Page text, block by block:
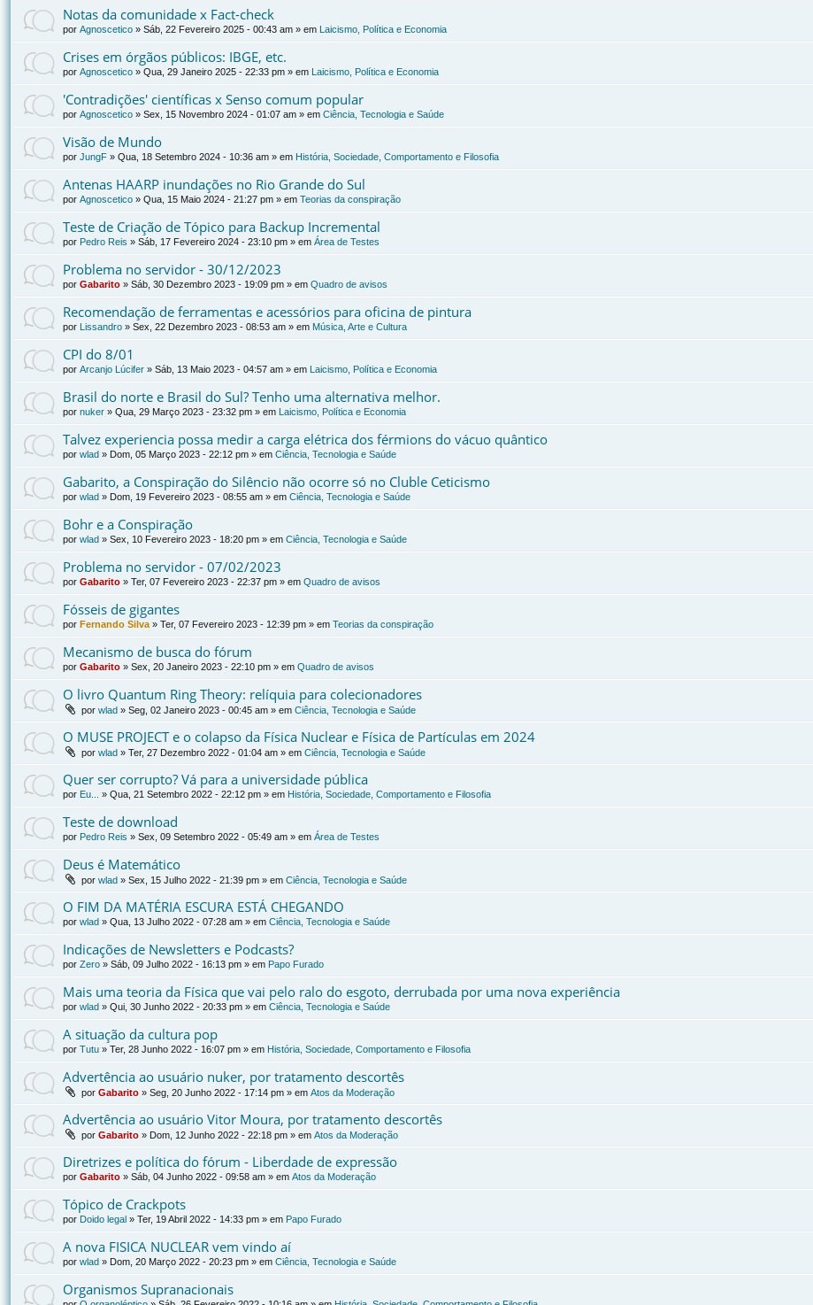
Notas da comunidade x Fact-check
por Agnoscetico » Sáb, 22 Fevereiro 2025 - 00:43 am » em Laicismo, Política e Economia
Crises em órgãos públicos: IBGE, etc.
por Agnoscetico » Qua, 29 Janeiro 2025 - 22:33 pm » em Laicismo, Política e Economia
'Contradições' científicas x Senso comum popular
por Agnoscetico » Sex, 15 Novembro 2024 - 01:07 am » em Ciência, Tecnologia e Saúde
Visão de Mundo
por JungF » Qua, 18 Setembro 2024 - 10:36 am » em História, Sociedade, Comportamento e Filosofia
Antenas HAARP inundações no Rio Grande do Sul
por Agnoscetico » Qua, 15 Maio 2024 - 21:27 pm » em Teorias da conspiração
Teste de Criação de Tópico para Backup Incremental
por Pedro Reis » Sáb, 17 Fevereiro 2024 - 23:10 pm » em Área de Testes
Problema no servidor - 30/12/2023
por Gabarito » Sáb, 30 Dezembro 2023 - 19:09 pm » em Quadro de avisos
Recomendação de ferramentas e acessórios para oficina de pintura
por Lissandro » Sex, 22 Dezembro 2023 - 08:53 am » em Música, Arte e Cultura
CPI do 8/01
por Arcanjo Lúcifer » Sáb, 13 Maio 2023 - 04:57 am » em Laicismo, Política e Economia
Brasil do norte e Brasil do Sul? Tenho uma alternativa melhor.
por nuker » Qua, 29 Março 2023 - 23:32 pm » em Laicismo, Política e Economia
Talvez experiencia possa medir a carga elétrica dos férmions do vácuo quântico
por wlad » Dom, 05 Março 2023 - 22:12 pm » em Ciência, Tecnologia e Saúde
Gabarito, a Conspiração do Silêncio não ocorre só no Cluble Ceticismo
por wlad » Dom, 19 Fevereiro 2023 - 08:55 am » em Ciência, Tecnologia e Saúde
Bohr e a Conspiração
por wlad » Sex, 10 Fevereiro 2023 - 18:20 pm » em Ciência, Tecnologia e Saúde
Problema no servidor - 07/02/2023
por Gabarito » Ter, 07 Fevereiro 2023 - 22:37 pm » em Quadro de avisos
Fósseis de gigantes
por Fernando Silva » Ter, 07 Fevereiro 2023 - 12:39 pm » em Teorias da conspiração
Mecanismo de busca do fórum
por Gabarito » Sex, 20 Janeiro 2023 - 22:10 pm » em Quadro de avisos
O livro Quantum Ring Theory: relíquia para colecionadores
por wlad » Seg, 02 Janeiro 2023 - 00:45 am » em Ciência, Tecnologia e Saúde
O MUSE PROJECT e o colapso da Física Nuclear e Física de Partículas em 2024
por wlad » Ter, 27 Dezembro 2022 - 01:04 am » em Ciência, Tecnologia e Saúde
Quer ser corrupto? Vá para a universidade pública
por Eu... » Qua, 21 Setembro 2022 - 22:12 pm » em História, Sociedade, Comportamento e Filosofia
Teste de download
por Pedro Reis » Sex, 09 Setembro 2022 - 05:49 am » em Área de Testes
Deus é Matemático
por wlad » Sex, 15 Julho 2022 - 21:39 pm » em Ciência, Tecnologia e Saúde
O FIM DA MATÉRIA ESCURA ESTÁ CHEGANDO
por wlad » Qua, 13 Julho 2022 - 07:28 am » em Ciência, Tecnologia e Saúde
Indicações de Newsletters e Podcasts?
por Zero » Sáb, 09 Julho 2022 - 16:13 pm » em Papo Furado
Mais uma teoria da Física que vai pelo ralo do esgoto, derrubada por uma nova experiência
por wlad » Qui, 30 Junho 2022 - 20:33 pm » em Ciência, Tecnologia e Saúde
A situação da cultura pop
por Tutu » Ter, 28 Junho 2022 - 16:07 pm » em História, Sociedade, Comportamento e Filosofia
Advertência ao usuário nuker, por tratamento descortês
por Gabarito » Seg, 20 Junho 2022 - 17:14 pm » em Atos da Moderação
Advertência ao usuário Vitor Moura, por tratamento descortês
por Gabarito » Dom, 12 Junho 2022 - 22:18 pm » em Atos da Moderação
Diretrizes e política do fórum - Liberdade de expressão
por Gabarito » Sáb, 04 Junho 2022 - 09:58 am » em Atos da Moderação
Tópico de Crackpots
por Doido legal » Ter, 19 Abril 2022 - 14:33 pm » em Papo Furado
A nova FISICA NUCLEAR vem vindo aí
por wlad » Dom, 20 Março 2022 - 20:23 pm » em Ciência, Tecnologia e Saúde
Organismos Supranacionais